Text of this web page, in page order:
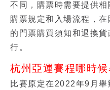
不同，購票時需要提供
購票規定和入場流程，
的門票購買須知和退換
行。
杭州亞運賽程哪時候
比賽原定在2022年9月